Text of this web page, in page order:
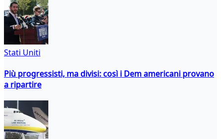
Stati Uniti
Più progressisti, ma divisi: così i Dem americani provano
a ripartire